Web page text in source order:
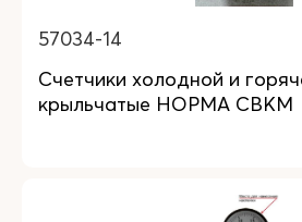
57034-14
Счетчики холодной и
крыльчатые НОРМА СВКМ